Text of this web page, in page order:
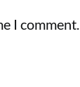
I comment.